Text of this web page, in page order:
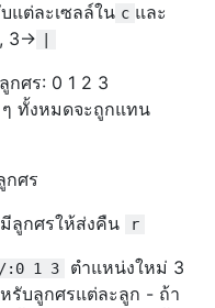
แต่ละเซลล์ใน c และ
, 3->
กศร: 0 1 2 3
ๆ ทั้งหมดจะถูกแทน
กศร
ลูกศรให้ส่งคืน r
:0 1 3
ตำแหน่งใหม่ 3
รับลูกศรแต่ละลูก - ถ้า